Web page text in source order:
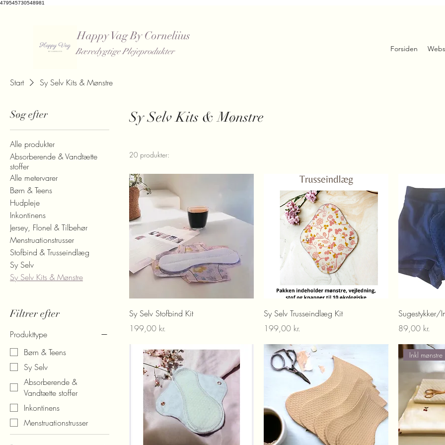
479545730548981
Happy Vag By Corneliius
Bæredygtige Plejeprodukter Forsiden
Start Sy Selv Kits & Mønstre
Søg efter
Alle produkter
Absorberende & Vandtætte
stoffer
Alle metervarer
Børn & Teens
Hudpleje
Inkontinens
Jersey, Flonel & Tilbehør
Menstruationstrusser
Stofbind & Trusseindlæg
Sy Selv
Sy Selv Kits & Mønstre
Filtrer efter
Produkttype
Børn & Teens
Sy Selv
Absorberende &
Vandtætte stoffer
Inkontinens
Menstruationstrusser
Sy Selv Kits & Mønstre
20 produkter:
Sy Selv Stofbind Kit
Pris
199,00 kr.
Sy Selv Trusseindlæg Kit
Pris
199,00 kr.
Sugestykker/
Pris
89,00 kr.
Inkl mønstre